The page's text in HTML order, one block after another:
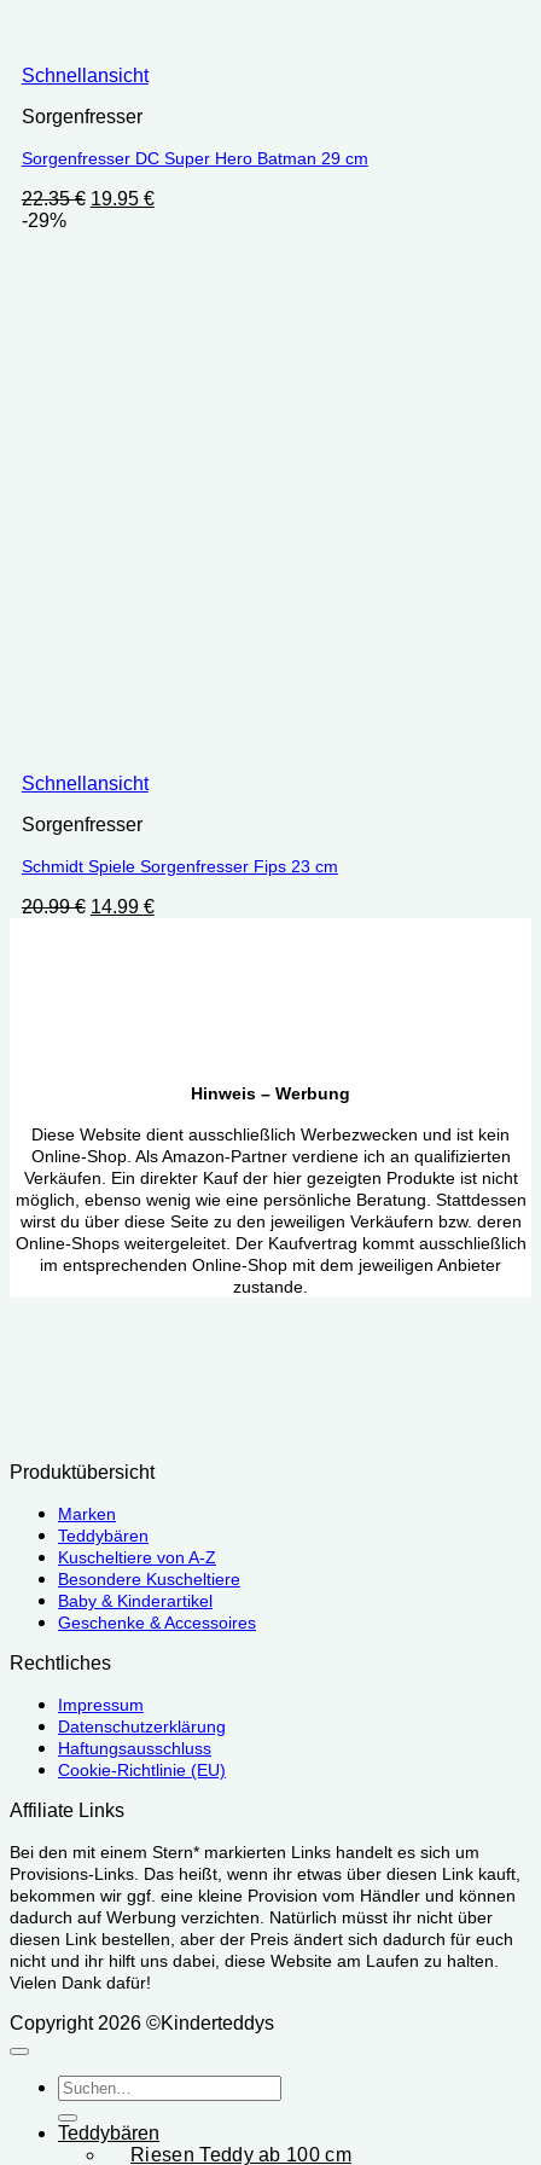
Schnellansicht
Sorgenfresser
Sorgenfresser DC Super Hero Batman 29 cm
22.35€ Ursprünglicher
19.95 €Aktueller
-29%
Schnellansicht
Sorgenfresser
Schmidt Spiele Sorgenfresser Fips 23 cm
20.99€ Ursprünglicher
14.99 €Aktueller
Hinweis – Werbung
Diese Website dient ausschließlich Werbezwecken und ist kein
Online-Shop. Als Amazon-Partner verdiene ich an qualifizierten
Verkäufen. Ein direkter Kauf der hier gezeigten Produkte ist nicht
möglich, ebenso wenig wie eine persönliche Beratung. Stattdessen
wirst du über diese Seite zu den jeweiligen Verkäufern bzw. deren
Online-Shops weitergeleitet. Der Kaufvertrag kommt ausschließlich
im entsprechenden Online-Shop mit dem jeweiligen Anbieter
zustande.
Produktübersicht
Marken
Teddybären
Kuscheltiere von A-Z
Besondere Kuscheltiere
Baby & Kinderartikel
Geschenke & Accessoires
Rechtliches
Impressum
Datenschutzerklärung
Haftungsausschluss
Cookie-Richtlinie (EU)
Affiliate Links
Bei den mit einem Stern* markierten Links handelt es sich um
Provisions-Links. Das heißt, wenn ihr etwas über diesen Link kauft,
bekommen wir ggf. eine kleine Provision vom Händler und können
dadurch auf Werbung verzichten. Natürlich müsst ihr nicht über
diesen Link bestellen, aber der Preis ändert sich dadurch für euch
nicht und ihr hilft uns dabei, diese Website am Laufen zu halten.
Vielen Dank dafür!
Copyright 2026 ©Kinderteddys
Suchen
nach:
Teddybären
Riesen Teddy ab 100 cm